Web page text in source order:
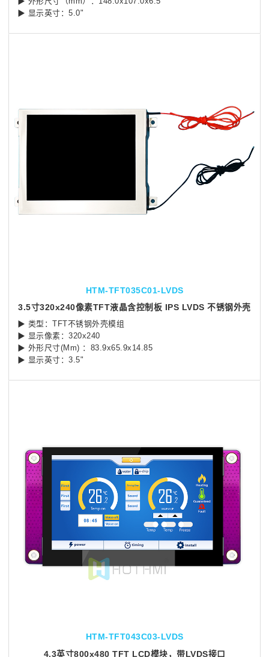
▶ 显示英寸：5.0"
HTM-TFT035C01-LVDS
3.5寸320x240像素TFT液晶含控制板 IPS LVDS 不锈钢外壳
▶ 类型：TFT不锈钢外壳模组
▶ 显示像素：320x240
▶ 外形尺寸(Mm) ：83.9x65.9x14.85
▶ 显示英寸：3.5"
HTM-TFT043C03-LVDS
4.3英寸800x480 TFT LCD模块，带LVDS接口